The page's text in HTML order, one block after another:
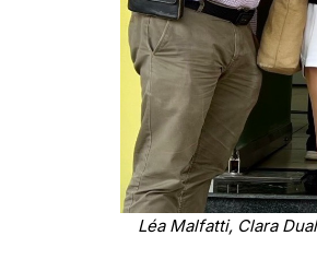
Léa Malfatti, Clara